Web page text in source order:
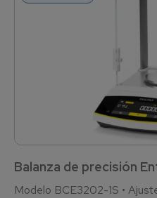
Balanza de precisión
Modelo BCE3202-1S •